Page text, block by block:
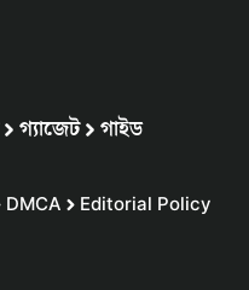
গ্যাজেট গাইড
DMCA
Editorial Policy